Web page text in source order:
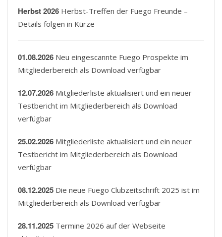
Herbst 2026 Herbst-Treffen der Fuego Freunde –
Details folgen in Kürze
01.08.2026 Neu eingescannte Fuego Prospekte im
Mitgliederbereich als Download verfügbar
12.07.2026 Mitgliederliste aktualisiert und ein neuer
Testbericht im Mitgliederbereich als Download
verfügbar
25.02.2026 Mitgliederliste aktualisiert und ein neuer
Testbericht im Mitgliederbereich als Download
verfügbar
08.12.2025 Die neue Fuego Clubzeitschrift 2025 ist im
Mitgliederbereich als Download verfügbar
28.11.2025 Termine 2026 auf der Webseite